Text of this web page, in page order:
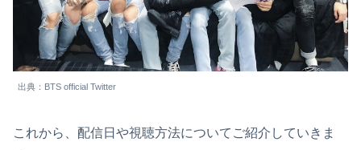
出典：BTS official Twitter
これから、配信日や視聴方法についてご紹介していきま